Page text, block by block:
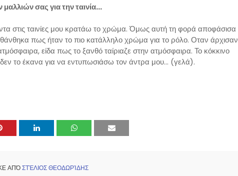
σας για την ταινία...
στις ταινίες μου κρατάω το χρώμα. Όμως αυτή τη φορά αποφάσισα
πως ήταν το πιο κατάλληλο χρώμα για το ρόλο. Οταν άρχισαν
είδα πως το ξανθό ταίριαζε στην ατμόσφαιρα. Το κόκκινο
το έκανα για να εντυπωσιάσω τον άντρα μου... (γελά).
ΑΠΌΣΤΈΛΙΟΣ ΘΕΟΔΩΡΊΔΗΣ